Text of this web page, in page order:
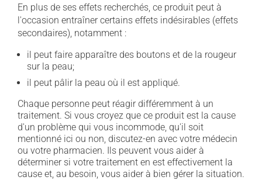
En plus de ses effets recherchés, ce produit peut à
l'occasion entraîner certains effets indésirables (effets
secondaires), notamment :
il peut faire apparaître des boutons et de la rougeur
sur la peau;
il peut pâlir la peau où il est appliqué.
Chaque personne peut réagir différemment à un
traitement. Si vous croyez que ce produit est la cause
d'un problème qui vous incommode, qu'il soit
mentionné ici ou non, discutez-en avec votre médecin
ou votre pharmacien. Ils peuvent vous aider à
déterminer si votre traitement en est effectivement la
cause et, au besoin, vous aider à bien gérer la situation.